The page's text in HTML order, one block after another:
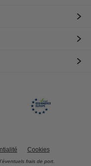
Cookies
frais de port.